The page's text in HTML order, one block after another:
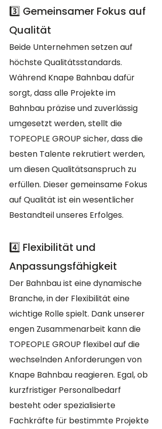
3️⃣ Gemeinsamer Fokus auf
Qualität
Beide Unternehmen setzen auf
höchste Qualitätsstandards.
Während Knape Bahnbau dafür
sorgt, dass alle Projekte im
Bahnbau präzise und zuverlässig
umgesetzt werden, stellt die
TOPEOPLE GROUP sicher, dass die
besten Talente rekrutiert werden,
um diesen Qualitätsanspruch zu
erfüllen. Dieser gemeinsame Fokus
auf Qualität ist ein wesentlicher
Bestandteil unseres Erfolges.
4️⃣ Flexibilität und
Anpassungsfähigkeit
Der Bahnbau ist eine dynamische
Branche, in der Flexibilität eine
wichtige Rolle spielt. Dank unserer
engen Zusammenarbeit kann die
TOPEOPLE GROUP flexibel auf die
wechselnden Anforderungen von
Knape Bahnbau reagieren. Egal, ob
kurzfristiger Personalbedarf
besteht oder spezialisierte
Fachkräfte für bestimmte Projekte